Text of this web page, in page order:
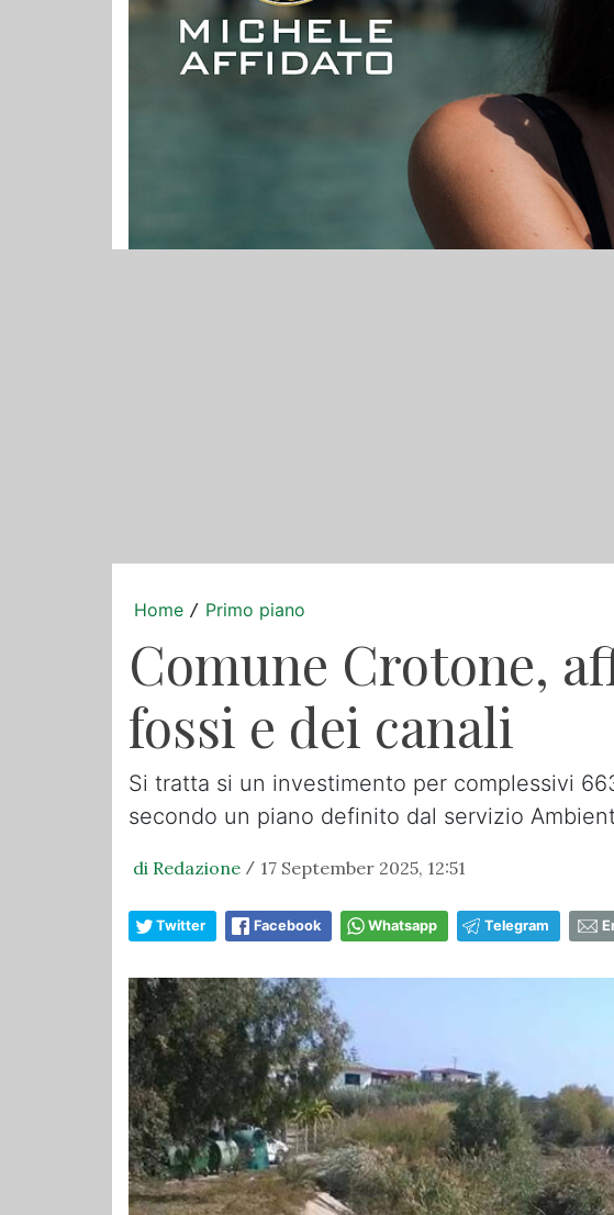
Home / Primo piano
Comune Crotone,
fossi e dei canali
Si tratta si un investimento per complessivi
secondo un piano definito dal servizio
di Redazione / 17 September 2025, 12:51
Twitter Facebook Whatsapp Telegram